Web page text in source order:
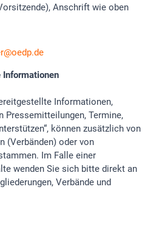
Anschrift wie oben
oedp.de
Informationen,
Pressemitteilungen, Termine,
können zusätzlich von
(Verbänden) oder von
Im Falle einer
wenden Sie sich bitte direkt an
Verbände und